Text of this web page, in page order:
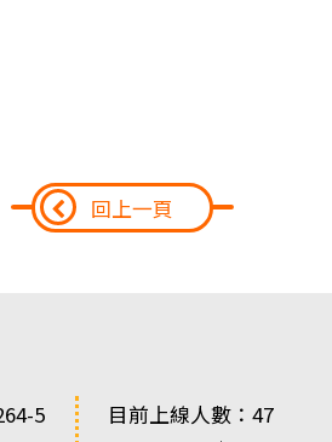
回上一頁
5
目前上線人數：47